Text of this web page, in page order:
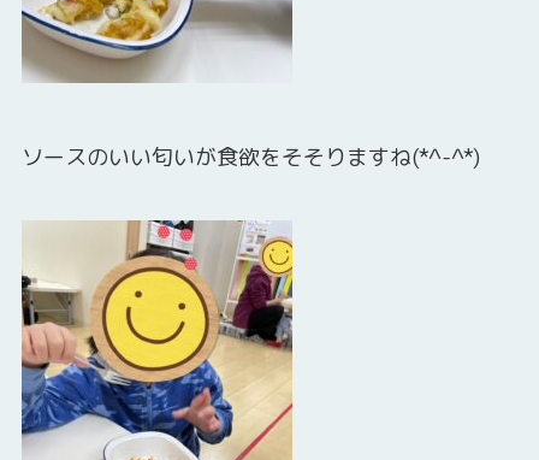
ソースのいい匂いが食欲をそそりますね(*^-^*)